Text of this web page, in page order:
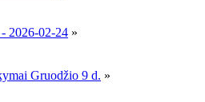
2026-02-24 »
Gruodžio 9 d. »